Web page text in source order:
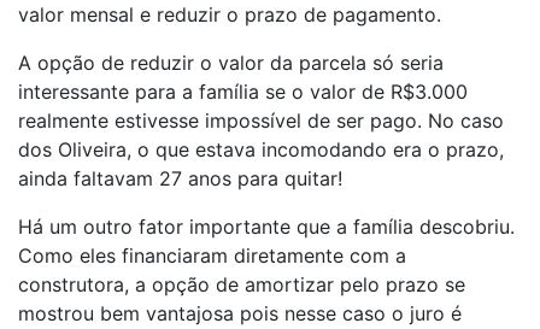
valor mensal e reduzir o prazo de pagamento.
A opção de reduzir o valor da parcela só seria
interessante para a família se o valor de R$3.000
realmente estivesse impossível de ser pago. No caso
dos Oliveira, o que estava incomodando era o prazo,
ainda faltavam 27 anos para quitar!
Há um outro fator importante que a família descobriu.
Como eles financiaram diretamente com a
construtora, a opção de amortizar pelo prazo se
mostrou bem vantajosa pois nesse caso o juro é